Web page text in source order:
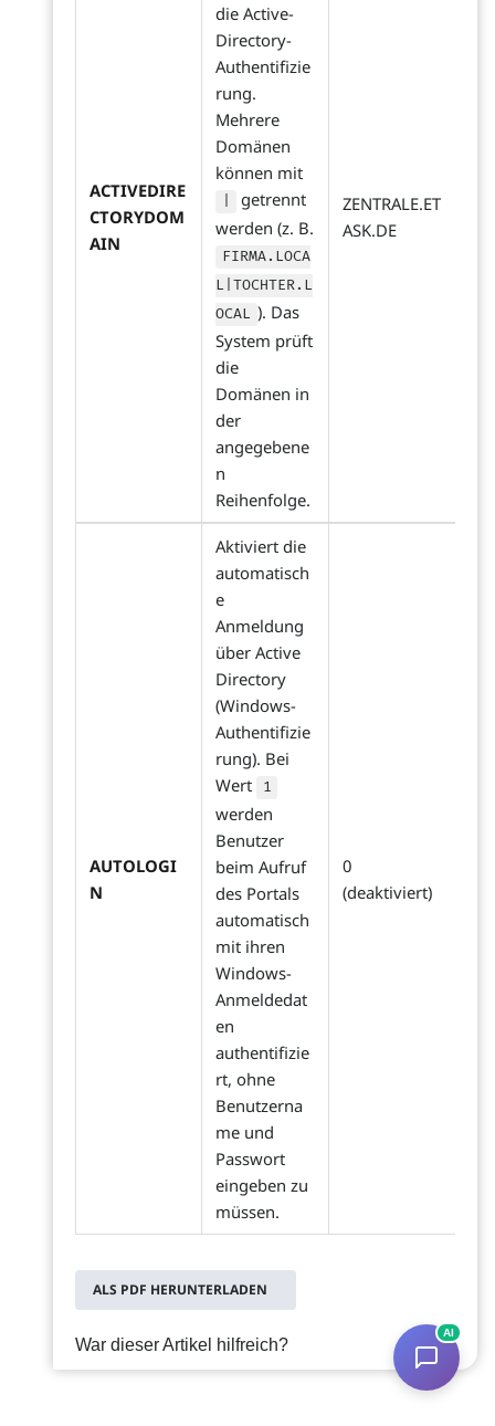
ACTIVEDIRE
CTORYDOM
AIN
die Active-
Directory-
Authentifizie
rung.
Mehrere
Domänen
können mit
getrennt
werden (z. B.
FIRMA.LOCA
L|TOCHTER.L
OCAL ). Das
System prüft
die
Domänen in
der
angegebene
n
Reihenfolge.
ZENTRALE.ET
ASK.DE
AUTOLOGI
N
Aktiviert die
automatisch
e
Anmeldung
über Active
Directory
(Windows-
Authentifizie
rung). Bei
Wert
1
werden
Benutzer
beim Aufruf
des Portals
automatisch
mit ihren
Windows-
Anmeldedat
en
authentifizie
rt, ohne
Benutzerna
me und
Passwort
eingeben zu
müssen.
0
(deaktiviert)
ALS PDF HERUNTERLADEN
War dieser Artikel hilfreich?
AI